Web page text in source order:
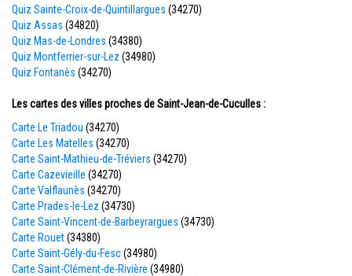
Quiz Sainte-Croix-de-Quintillargues (34270)
Quiz Assas (34820)
Quiz Mas-de-Londres (34380)
Quiz Montferrier-sur-Lez (34980)
Quiz Fontanès (34270)
Les cartes des villes proches de Saint-Jean-de-Cuculles :
Carte Le Triadou (34270)
Carte Les Matelles (34270)
Carte Saint-Mathieu-de-Tréviers (34270)
Carte Cazevieille (34270)
Carte Valflaunès (34270)
Carte Prades-le-Lez (34730)
Carte Saint-Vincent-de-Barbeyrargues (34730)
Carte Rouet(34380)
Carte Saint-Gély-du-Fesc(34980)
Carte Saint-Clément-de-Rivière (34980)